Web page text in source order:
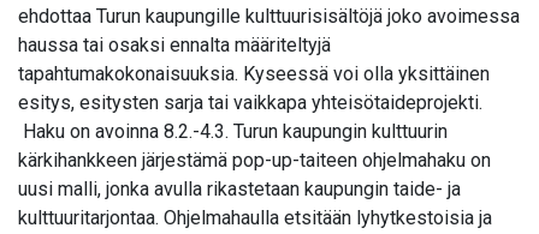
ehdottaa Turun kaupungille kulttuurisisältöjä joko avoimessa
haussa tai osaksi ennalta määriteltyjä
tapahtumakokonaisuuksia. Kyseessä voi olla yksittäinen
esitys, esitysten sarja tai vaikkapa yhteisötaideprojekti.
Haku on avoinna 8.2.-4.3. Turun kaupungin kulttuurin
kärkihankkeen järjestämä pop-up-taiteen ohjelmahaku on
uusi malli, jonka avulla rikastetaan kaupungin taide- ja
kulttuuritarjontaa. Ohjelmahaulla etsitään lyhytkestoisia ja